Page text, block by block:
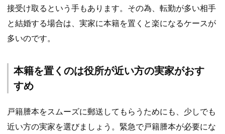
接受け取るという手もあります。その為、転勤が多い相手
と結婚する場合は、実家に本籍を置くと楽になるケースが
多いのです。
本籍を置くのは役所が近い方の実家がおす
すめ
戸籍謄本をスムーズに郵送してもらうためにも、少しでも
近い方の実家を選びましょう。緊急で戸籍謄本が必要にな